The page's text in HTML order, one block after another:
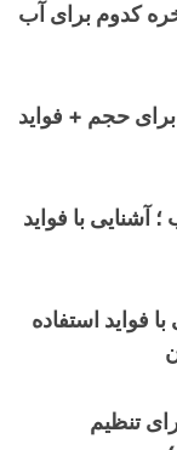
کدوم برای آب
حجم + فواید
آشنایی با فواید
فواید استفاده
تنظیم